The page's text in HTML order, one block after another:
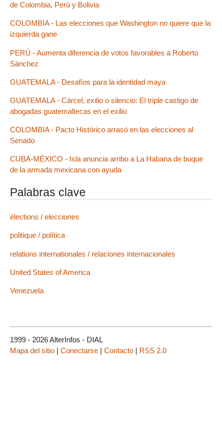
de Colombia, Perú y Bolivia
COLOMBIA - Las elecciones que Washington no quiere que la
izquierda gane
PERÚ - Aumenta diferencia de votos favorables a Roberto
Sánchez
GUATEMALA - Desafíos para la identidad maya
GUATEMALA - Cárcel, exilio o silencio: El triple castigo de
abogadas guatemaltecas en el exilio
COLOMBIA - Pacto Histórico arrasó en las elecciones al
Senado
CUBA-MÉXICO - Isla anuncia arribo a La Habana de buque
de la armada mexicana con ayuda
Palabras clave
élections / elecciones
politique / política
relations internationales / relaciones internacionales
United States of America
Venezuela
1999 - 2026 AlterInfos - DIAL
Mapa del sitio | Conectarse | Contacto | RSS 2.0